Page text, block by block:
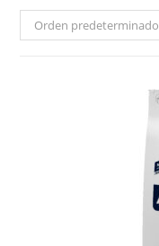
Orden predeterminado